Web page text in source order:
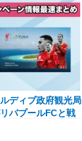
ディブ政府観光局
バプールFCと戦